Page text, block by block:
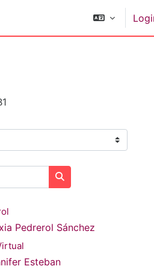
Cerca corsi
Pedrerol Sánchez
Esteban